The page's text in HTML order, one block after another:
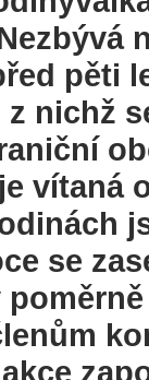
pěti
nichž
vítaná
se